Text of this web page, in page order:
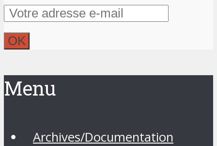
Menu
Archives/Documentation